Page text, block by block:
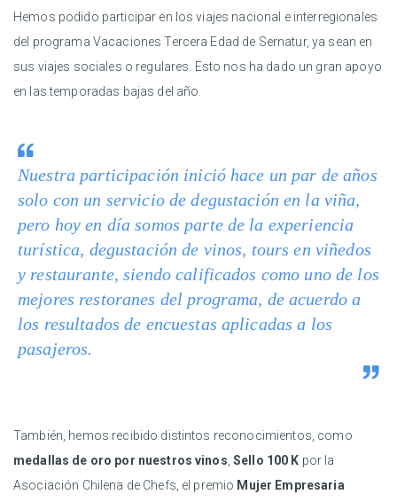
Hemos podido participar en los viajes nacional e interregionales
del programa Vacaciones Tercera Edad de Sernatur, ya sean en
sus viajes sociales o regulares. Esto nos ha dado un gran apoyo
en las temporadas bajas del año.
Nuestra participación inició hace un par de años
solo con un servicio de degustación en la viña,
pero hoy en día somos parte de la experiencia
turística, degustación de vinos, tours en viñedos
y restaurante, siendo calificados como uno de los
mejores restoranes del programa, de acuerdo a
los resultados de encuestas aplicadas a los
pasajeros.
También, hemos recibido distintos reconocimientos, como
medallas de oro por nuestros vinos ,Sello 100 K por la
Asociación Chilena de Chefs, el premio Mujer Empresaria